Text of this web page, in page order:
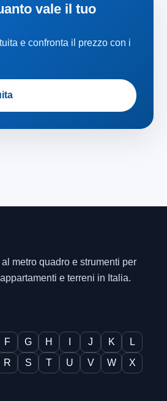
vale il tuo
e confronta il prezzo con i
metro quadro e strumenti per
e terreni in Italia.
F G H J K
L
R S T U V W
X